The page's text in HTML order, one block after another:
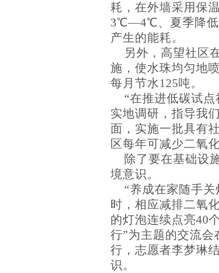
耗，在外墙采用保
3℃—4℃、夏季降低
产生的能耗。
另外，高望社区
施，使水珠均匀地
每月节水125吨。
“在推进低碳试
实地调研，指导我
面，实施一批具有
区每年可减少二氧
除了要在基础设
境意识。
“养成在家随手
时，相应减排二氧
的灯泡连续点亮40
行”为主题的交流
行，志愿者李梦琳
识。